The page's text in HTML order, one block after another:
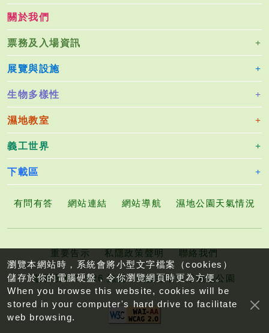
關於我們
票務及入場資訊
展覽與設施
生物多樣性
濕地教室
義工世界
下載區
有問有答 網站連結 網站導航 濕地公園天氣情況
重要告示 私隱政策聲明 聯絡我們
版權所有©2026 漁農自然護理署香港濕地公園
瀏覽本網站時，系統會將小型文字檔案（cookies）
儲存於你的電腦硬盤，令你瀏覽網頁時更為方便。
When you browse this website, cookies will be
stored in your computer's hard drive to facilitate
web browsing.